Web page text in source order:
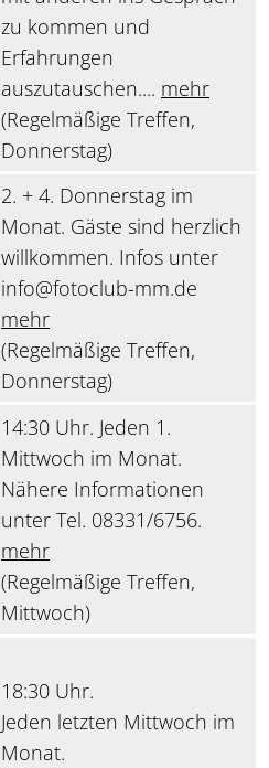
zu kommen und
Erfahrungen
auszutauschen.... mehr
(Regelmäßige Treffen,
Donnerstag)
2. + 4. Donnerstag im
Monat. Gäste sind herzlich
willkommen. Infos unter
info@fotoclub-mm.de
mehr
(Regelmäßige Treffen,
Donnerstag)
14:30 Uhr. Jeden 1.
Mittwoch im Monat.
Nähere Informationen
unter Tel. 08331/6756.
mehr
(Regelmäßige Treffen,
Mittwoch)
18:30 Uhr.
Jeden letzten Mittwoch im
Monat.